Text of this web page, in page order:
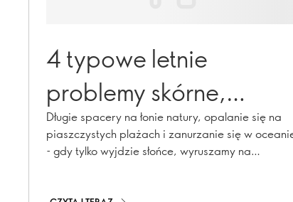
4 typowe letnie
problemy skórne,
którym można
Długie spacery na łonie natury, opalanie się na
piaszczystych plażach i zanurzanie się w
- gdy tylko wyjdzie słońce, wyruszamy na